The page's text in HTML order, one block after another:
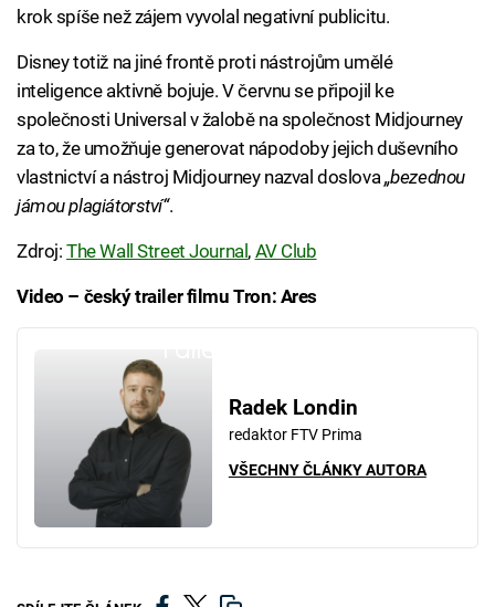
krok spíše než zájem vyvolal negativní publicitu.
Disney totiž na jiné frontě proti nástrojům umělé
inteligence aktivně bojuje. V červnu se připojil ke
společnosti Universal v žalobě na společnost Midjourney
za to, že umožňuje generovat nápodoby jejich duševního
vlastnictví a nástroj Midjourney nazval doslova „bezednou
jámou plagiátorství“.
Zdroj:The Wall Street Journal, AV Club
Video – český trailer filmu Tron: Ares
Radek Londin
redaktor FTV Prima
VŠECHNY ČLÁNKY AUTORA